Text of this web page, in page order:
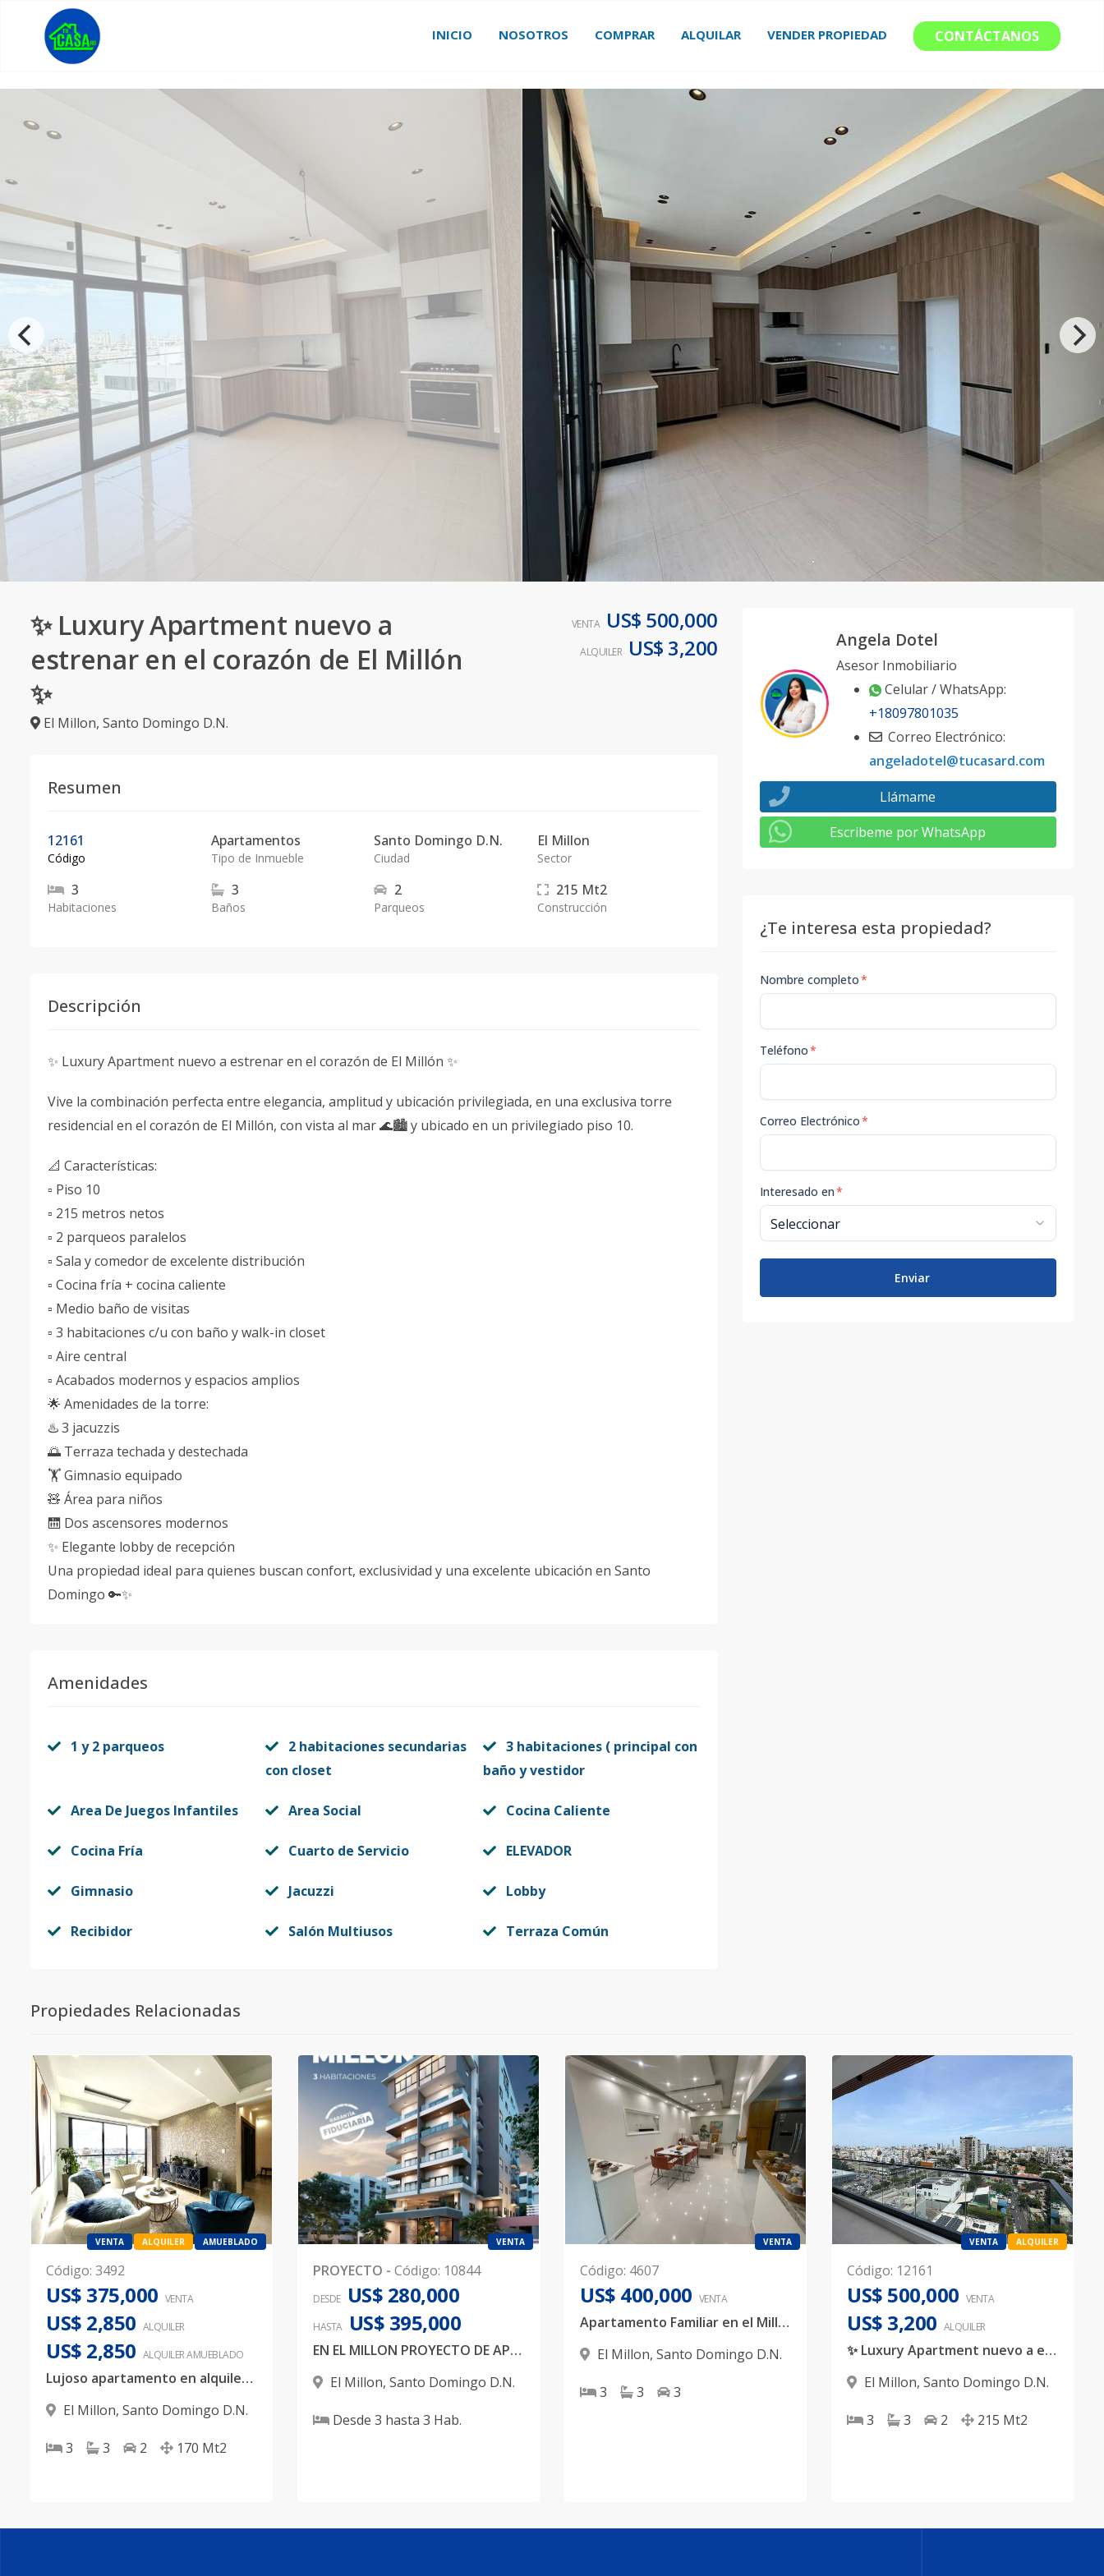
INICIO NOSOTROS COMPRAR ALQUILAR VENDER PROPIEDAD CONTÁCTANOS
✨ Luxury Apartment nuevo a
estrenar en el corazón de El Millón
✨
El Millon, Santo Domingo D.N.
VENTA US$ 500,000
ALQUILER US$ 3,200
Resumen
12161
Código
Apartamentos
Tipo de Inmueble
Santo Domingo D.N.
Ciudad
El Millon
Sector
3
Habitaciones
3
Baños
2
Parqueos
215 Mt2
Construcción
Descripción
✨ Luxury Apartment nuevo a estrenar en el corazón de El Millón ✨
Vive la combinación perfecta entre elegancia, amplitud y ubicación privilegiada, en una exclusiva torre
residencial en el corazón de El Millón, con vista al mar 🌊🏙️ y ubicado en un privilegiado piso 10.
📐 Características:
▫️ Piso 10
▫️ 215 metros netos
▫️ 2 parqueos paralelos
▫️ Sala y comedor de excelente distribución
▫️ Cocina fría + cocina caliente
▫️ Medio baño de visitas
▫️ 3 habitaciones c/u con baño y walk-in closet
▫️ Aire central
▫️ Acabados modernos y espacios amplios
🌟 Amenidades de la torre:
♨️ 3 jacuzzis
🌅 Terraza techada y destechada
🏋️ Gimnasio equipado
🧸 Área para niños
🛗 Dos ascensores modernos
✨ Elegante lobby de recepción
Una propiedad ideal para quienes buscan confort, exclusividad y una excelente ubicación en Santo
Domingo 🔑✨
Amenidades
1 y 2 parqueos
2 habitaciones secundarias
con closet
3 habitaciones ( principal con
baño y vestidor
Area De Juegos Infantiles Area Social Cocina Caliente
Cocina Fría Cuarto de Servicio ELEVADOR
Gimnasio Jacuzzi Lobby
Recibidor Salón Multiusos Terraza Común
Angela Dotel
Asesor Inmobiliario
Celular / WhatsApp:
+18097801035
Correo Electrónico:
angeladotel@tucasard.com
Llámame
Escribeme por WhatsApp
¿Te interesa esta propiedad?
Nombre completo*
Teléfono*
Correo Electrónico*
Interesado en*
Enviar
Propiedades Relacionadas
VENTA ALQUILER AMUEBLADO
Código: 3492
US$ 375,000 VENTA
US$ 2,850 ALQUILER
US$ 2,850 ALQUILERAMUEBLADO
Lujoso apartamento en alquiler amueblado 3 habitaciones
El Millon, Santo Domingo D.N.
3 3 2 170 Mt2
VENTA
PROYECTO - Código: 10844
DESDE US$ 280,000
HASTA US$ 395,000
EN EL MILLON PROYECTO DE APARTAMENTO FAMILIAR, 3 HABITACIONES
El Millon, Santo Domingo D.N.
Desde 3 hasta 3 Hab.
VENTA
Código: 4607
US$ 400,000 VENTA
Apartamento Familiar en el Millon
El Millon, Santo Domingo D.N.
3 3 3
VENTA ALQUILER
Código: 12161
US$ 500,000 VENTA
US$ 3,200 ALQUILER
✨ Luxury Apartment nuevo a estrenar en el corazón de El Millón ✨
El Millon, Santo Domingo D.N.
3 3 2 215 Mt2